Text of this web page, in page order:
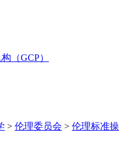
（GCP）
> 伦理委员会 > 伦理标准操